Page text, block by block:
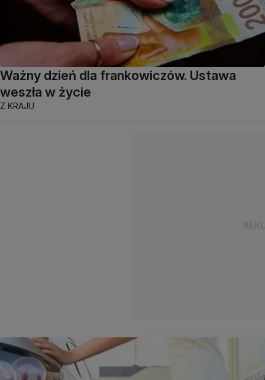
Ważny dzień dla frankowiczów. Ustawa
weszła w życie
Z KRAJU